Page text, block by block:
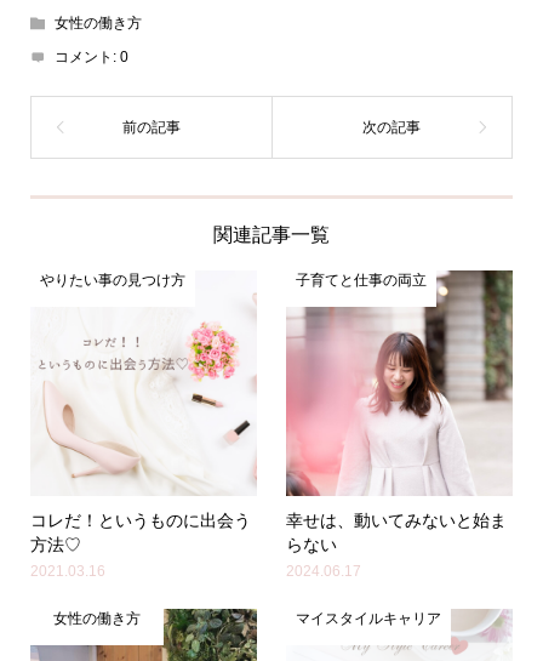
女性の働き方
コメント: 0
関連記事一覧
やりたい事の見つけ方
コレだ！というものに出会う
方法♡
2021.03.16
子育てと仕事の両立
幸せは、動いてみないと始ま
らない
2024.06.17
女性の働き方 マイスタイルキャリア